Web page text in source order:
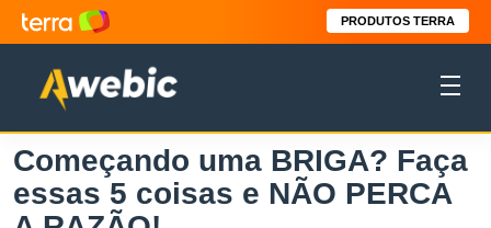
PRODUTOS TERRA
Começando uma BRIGA? Faça
essas 5 coisas e NÃO PERCA